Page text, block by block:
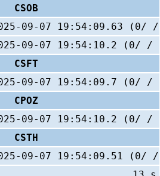
CSOB
09-07 19:54:09.63 (0/
09-07 19:54:10.2 (0/ /
CSFT
09-07 19:54:09.7 (0/ /
CPOZ
09-07 19:54:10.2 (0/ /
CSTH
09-07 19:54:09.51 (0/